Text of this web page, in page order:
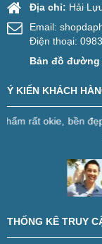
Địa chỉ: Hải
Email:
Điện thoại:
Bản đồ đường
Ý KIẾN KHÁCH
Em thấy sản phẩm
y như hình nên rất
Nhân viên văn
THỐNG KÊ TRUY